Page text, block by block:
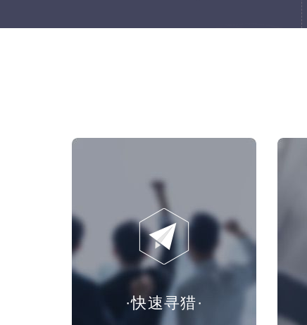
·快速寻猎·